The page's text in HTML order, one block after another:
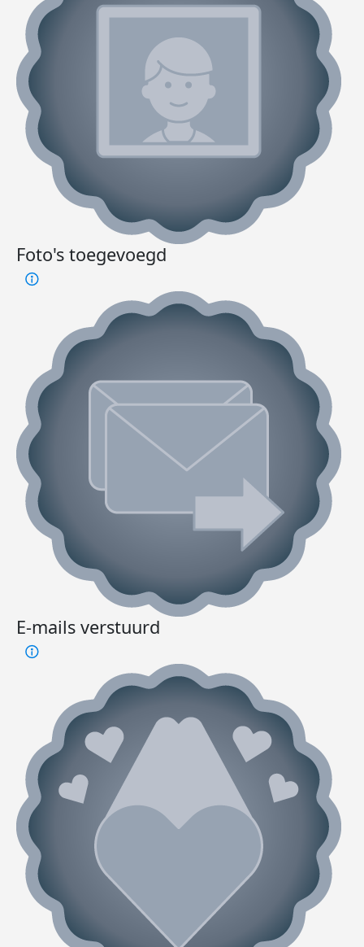
Foto's toegevoegd
E-mails verstuurd